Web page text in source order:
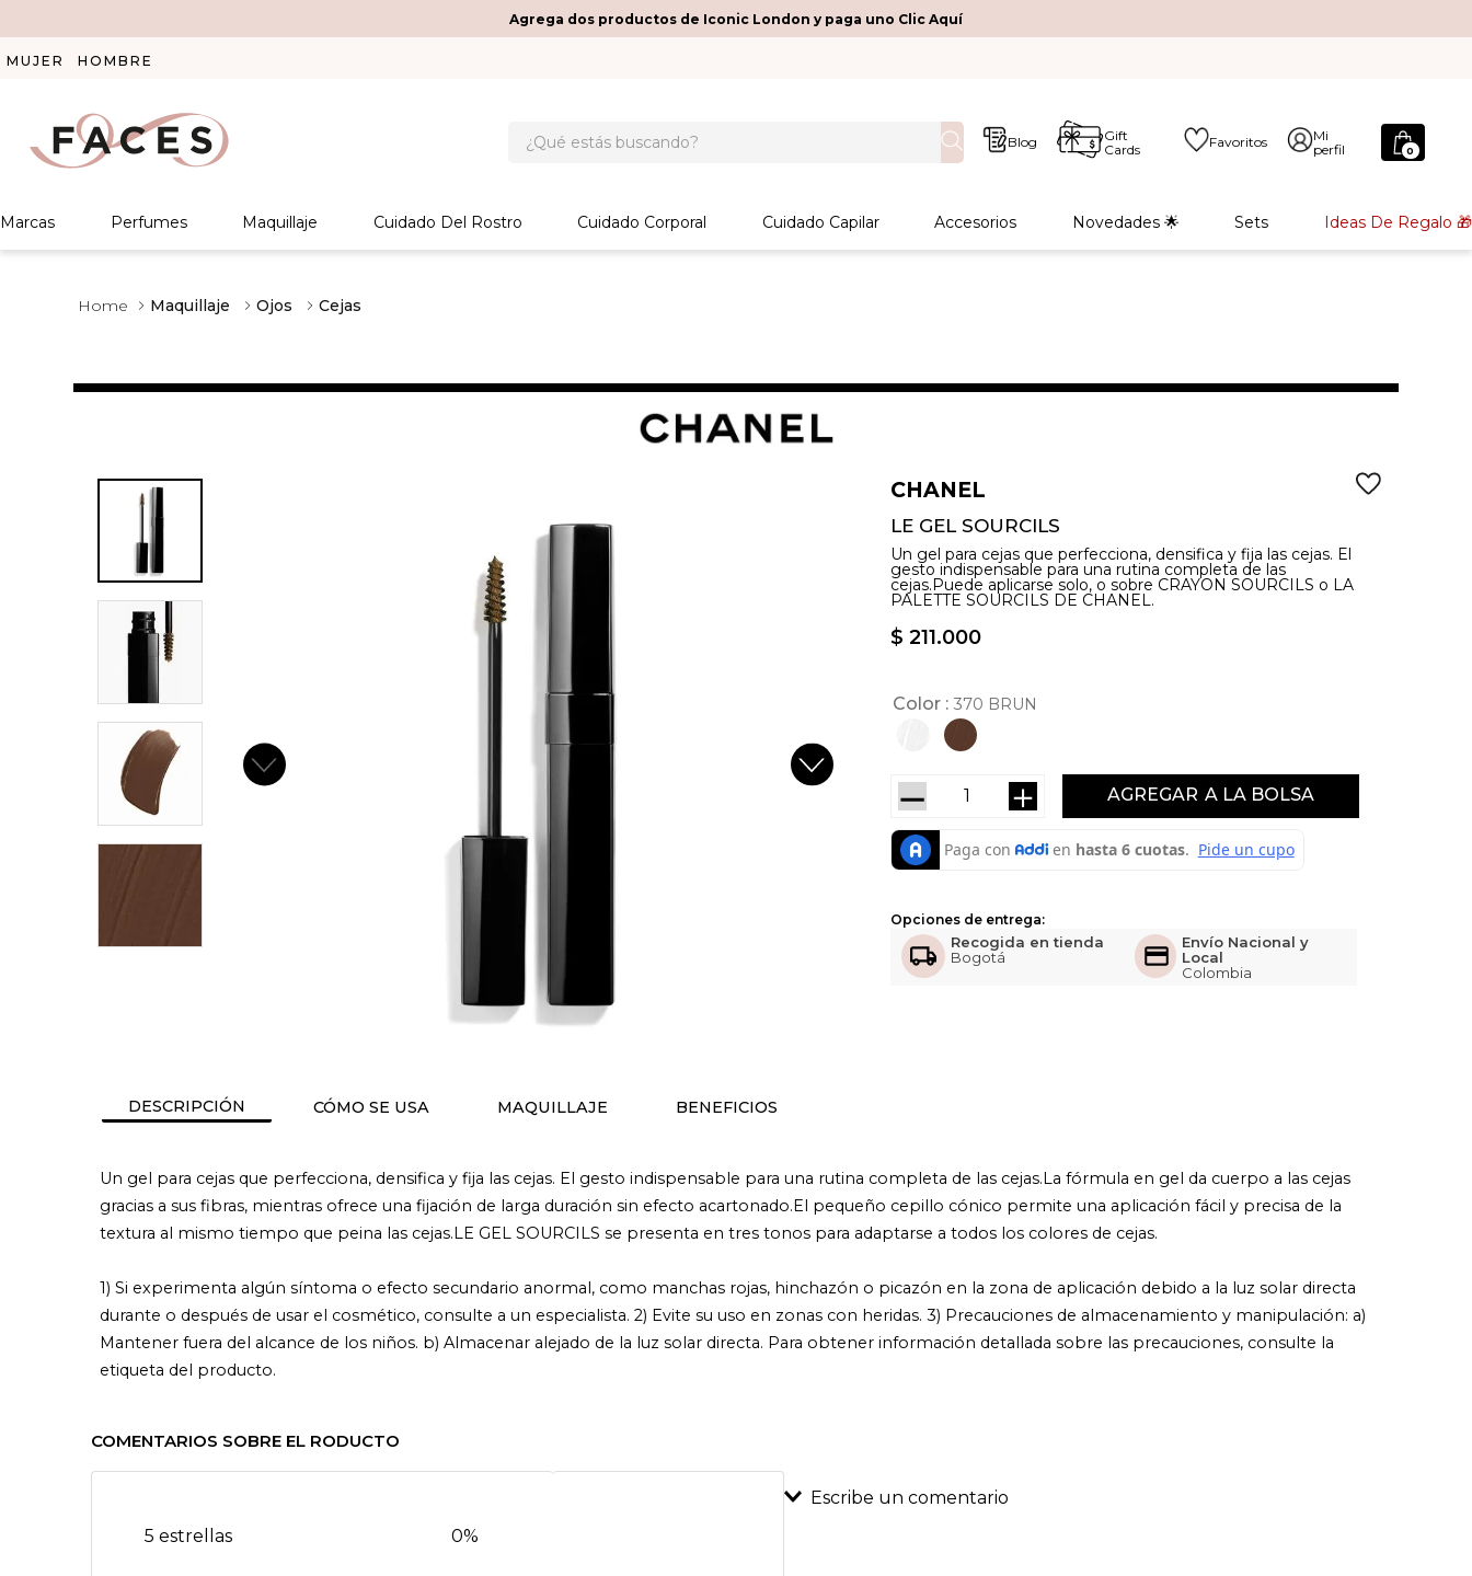
Agrega dos productos de Iconic London y paga uno Clic Aquí
MUJER HOMBRE
Blog
Gift
Cards
Favoritos
Mi
perfil
0
Marcas Perfumes Maquillaje Cuidado Del Rostro Cuidado Corporal Cuidado Capilar Accesorios Novedades 🌟 Sets Ideas De Regalo 🎁
Maquillaje Ojos Cejas
CHANEL
LE GEL SOURCILS
Un gel para cejas que perfecciona, densifica y fija las cejas. El
gesto indispensable para una rutina completa de las
cejas.Puede aplicarse solo, o sobre CRAYON SOURCILS o LA
PALETTE SOURCILS DE CHANEL.
$ 211.000
Color 370 BRUN
AGREGAR
＋
－
Opciones de entrega:
Recogida en tienda
Bogotá
Envío Nacional y
Local
Colombia
DESCRIPCIÓN CÓMO SE USA MAQUILLAJE BENEFICIOS
Un gel para cejas que perfecciona, densifica y fija las cejas. El gesto indispensable para una rutina completa de las cejas.La fórmula en gel da cuerpo a las cejas
gracias a sus fibras, mientras ofrece una fijación de larga duración sin efecto acartonado.El pequeño cepillo cónico permite una aplicación fácil y precisa de la
textura al mismo tiempo que peina las cejas.LE GEL SOURCILS se presenta en tres tonos para adaptarse a todos los colores de cejas.
1) Si experimenta algún síntoma o efecto secundario anormal, como manchas rojas, hinchazón o picazón en la zona de aplicación debido a la luz solar directa
durante o después de usar el cosmético, consulte a un especialista. 2) Evite su uso en zonas con heridas. 3) Precauciones de almacenamiento y manipulación: a)
Mantener fuera del alcance de los niños. b) Almacenar alejado de la luz solar directa. Para obtener información detallada sobre las precauciones, consulte la
etiqueta del producto.
COMENTARIOS SOBRE EL RODUCTO
5 estrellas 0%
Escribe un comentario